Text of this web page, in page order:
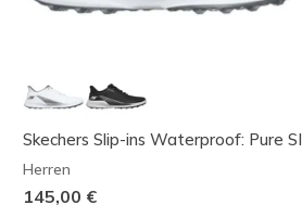
Skechers Slip-ins Waterproof: Pure SI
Herren
145,00 €